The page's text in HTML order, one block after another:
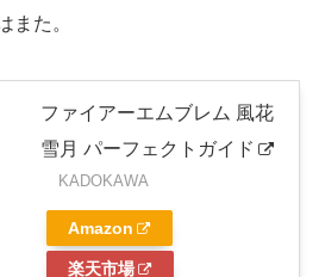
また。
ファイアーエムブレム 風花
雪月 パーフェクトガイド
KADOKAWA
Amazon
楽天市場